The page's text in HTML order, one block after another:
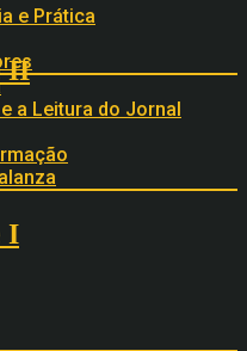
e Prática
a Leitura do Jornal
II
I